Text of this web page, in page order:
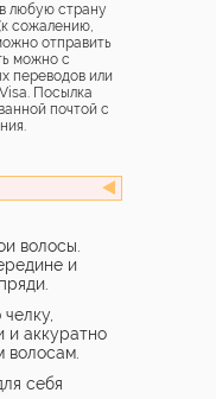
любую страну
сожалению,
отправить
можно с
переводов или
Посылка
почтой с
волосы.
и
и аккуратно
волосам.
себя